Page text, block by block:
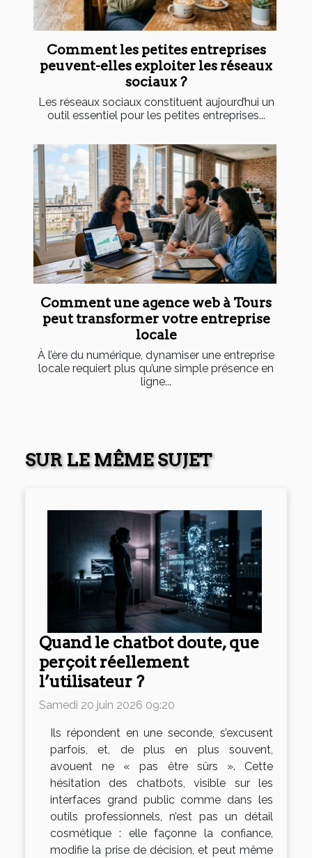
Comment les petites entreprises
peuvent-elles exploiter les réseaux
sociaux ?
Les réseaux sociaux constituent aujourd’hui un
outil essentiel pour les petites entreprises...
Comment une agence web à Tours
peut transformer votre entreprise
locale
À l’ère du numérique, dynamiser une entreprise
locale requiert plus qu’une simple présence en
ligne...
SUR LE MÊME SUJET
Quand le chatbot doute, que
perçoit réellement
l’utilisateur ?
Samedi 20 juin 2026 09:20
Ils répondent en une seconde, s’excusent
parfois, et, de plus en plus souvent,
avouent ne « pas être sûrs ». Cette
hésitation des chatbots, visible sur les
interfaces grand public comme dans les
outils professionnels, n’est pas un détail
cosmétique : elle façonne la confiance,
modifie la prise de décision, et peut même